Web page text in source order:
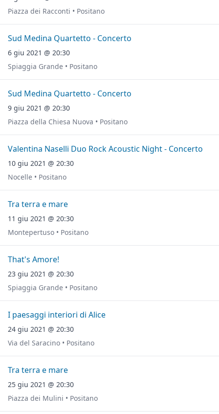
Piazza dei Racconti • Positano
Sud Medina Quartetto - Concerto
6 giu 2021 @ 20:30
Spiaggia Grande • Positano
Sud Medina Quartetto - Concerto
9 giu 2021 @ 20:30
Piazza della Chiesa Nuova • Positano
Valentina Naselli Duo Rock Acoustic Night - Concerto
10 giu 2021 @ 20:30
Nocelle • Positano
Tra terra e mare
11 giu 2021 @ 20:30
Montepertuso • Positano
That's Amore!
23 giu 2021 @ 20:30
Spiaggia Grande • Positano
I paesaggi interiori di Alice
24 giu 2021 @ 20:30
Via del Saracino • Positano
Tra terra e mare
25 giu 2021 @ 20:30
Piazza dei Mulini • Positano